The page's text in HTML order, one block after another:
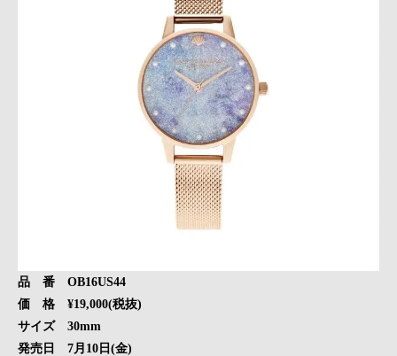
品 番 OB16US44
価 格 ¥19,000(税抜)
サイズ 30mm
発売日 7月10日(金)